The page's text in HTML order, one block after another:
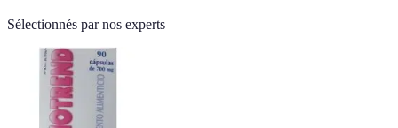
Sélectionnés par nos experts